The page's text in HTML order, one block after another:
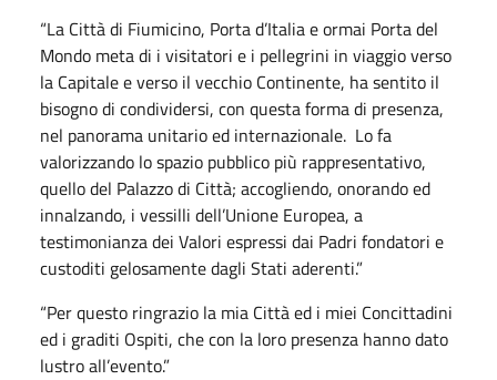
“La Città di Fiumicino, Porta d’Italia e ormai Porta del
Mondo meta di i visitatori e i pellegrini in viaggio verso
la Capitale e verso il vecchio Continente, ha sentito il
bisogno di condividersi, con questa forma di presenza,
nel panorama unitario ed internazionale. Lo fa
valorizzando lo spazio pubblico più rappresentativo,
quello del Palazzo di Città; accogliendo, onorando ed
innalzando, i vessilli dell’Unione Europea, a
testimonianza dei Valori espressi dai Padri fondatori e
custoditi gelosamente dagli Stati aderenti.”
“Per questo ringrazio la mia Città ed i miei Concittadini
ed i graditi Ospiti, che con la loro presenza hanno dato
lustro all’evento.”